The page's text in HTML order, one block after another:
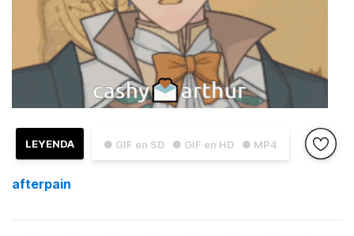
● GIF en SD ● GIF en HD ● MP4
LEYENDA
afterpain